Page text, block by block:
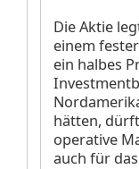
Die Aktie
einem
ein halbes
hätten,
operative
auch für